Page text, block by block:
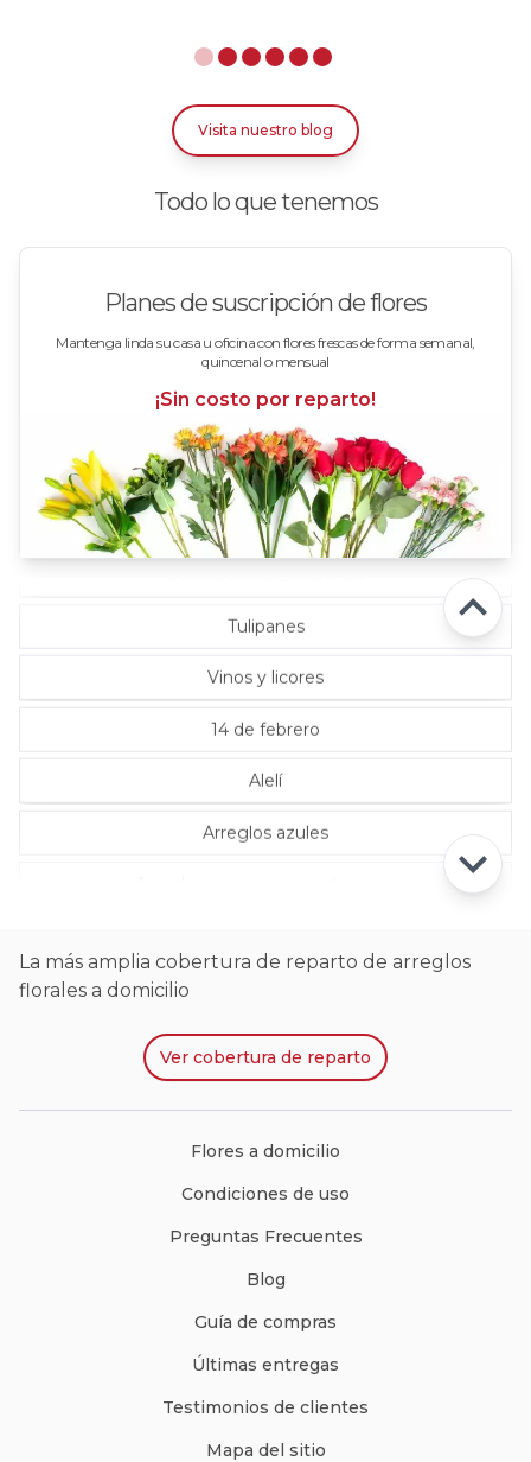
Visita nuestro blog
Todo lo que tenemos
Planes de suscripción de flores
Mantenga linda su casa u oficina con flores frescas de forma semanal,
quincenal o mensual
¡Sin costo por reparto!
14 de febrero
Alelí
Arreglos azules
Rosas Azules
Rosas Bicolor Blancas-Rojas
Rosas Blancas
Rosas Damasco
Rosas en floreros
Rosas Fucsia
Rosas Rojas
Rosas Rosadas
Tulipanes
Vinos y licores
La más amplia cobertura de reparto de arreglos
florales a domicilio
Ver cobertura de reparto
Flores a domicilio
Condiciones de uso
Preguntas Frecuentes
Blog
Guía de compras
Últimas entregas
Testimonios de clientes
Mapa del sitio